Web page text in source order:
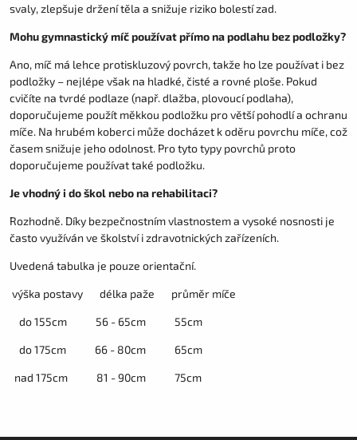
svaly, zlepšuje držení těla a snižuje riziko bolestí zad.
Mohu gymnastický míč používat přímo na podlahu bez podložky?
Ano, míč má lehce protiskluzový povrch, takže ho lze používat i bez
podložky – nejlépe však na hladké, čisté a rovné ploše. Pokud
cvičíte na tvrdé podlaze (např. dlažba, plovoucí podlaha),
doporučujeme použít měkkou podložku pro větší pohodlí a ochranu
míče. Na hrubém koberci může docházet k oděru povrchu míče, což
časem snižuje jeho odolnost. Pro tyto typy povrchů proto
doporučujeme používat také podložku.
Je vhodný i do škol nebo na rehabilitaci?
Rozhodně. Díky bezpečnostním vlastnostem a vysoké nosnosti je
často využíván ve školství i zdravotnických zařízeních.
Uvedená tabulka je pouze orientační.
výška postavy délka paže průměr míče
do 155cm 56 - 65cm 55cm
do 175cm 66 - 80cm 65cm
nad 175cm 81 - 90cm 75cm